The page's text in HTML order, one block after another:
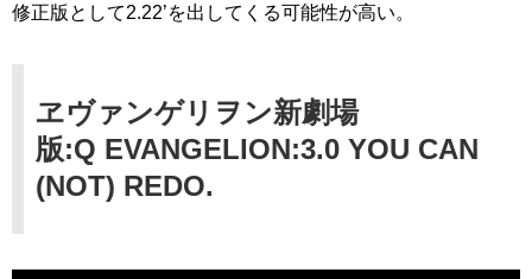
修正版として2.22’を出してくる可能性が高い。
ヱヴァンゲリヲン新劇場
版:Q EVANGELION:3.0 YOU CAN
(NOT) REDO.